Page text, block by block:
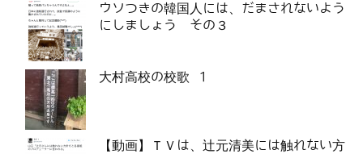
ウソつきの韓国人には、だまされないよう
にしましょう その３
大村高校の校歌 1
【動画】ＴＶは、辻元清美には触れない方